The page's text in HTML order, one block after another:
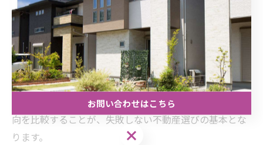
資産価値向上にも直結します。
一方で、地価上昇率は短期的な変動だけでなく、長期的
な視点で推移を見ることも大切です。急激な価格上昇が
続くエリアでは、バブル的な値動きに注意が必要であ
り、将来的なリスクも考慮しましょう。実際の地価公示
データや坪単価ランキングを活用して、過去数年分の動
向を比較することが、失敗しない不動産選びの基本とな
ります。
お問い合わせはこちら
お問い合わせはこちら